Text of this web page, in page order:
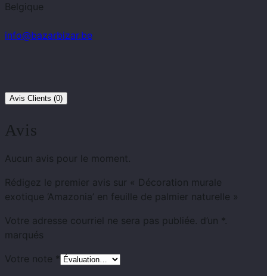
Belgique
info@bazarbizar.be
Avis Clients (0)
Avis
Aucun avis pour le moment.
Rédigez le premier avis sur « Décoration murale
exotique ‘Amazonia’ en feuille de palmier naturelle »
Votre adresse courriel ne sera pas publiée. d’un *.
marqués
Votre note *